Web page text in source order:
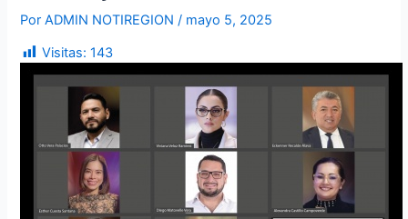
PorADMIN NOTIREGION/ mayo 5, 2025
Visitas: 143